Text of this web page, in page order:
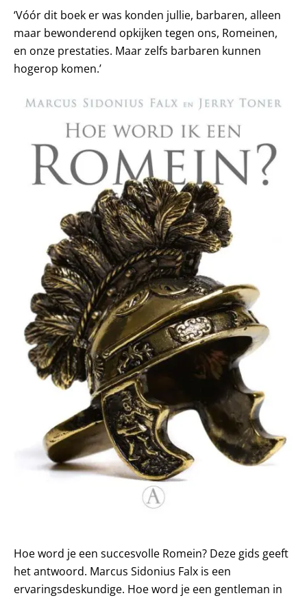
‘Vóór dit boek er was konden jullie, barbaren, alleen
maar bewonderend opkijken tegen ons, Romeinen,
en onze prestaties. Maar zelfs barbaren kunnen
hogerop komen.’
Hoe word je een succesvolle Romein? Deze gids geeft
het antwoord. Marcus Sidonius Falx is een
ervaringsdeskundige. Hoe word je een gentleman in